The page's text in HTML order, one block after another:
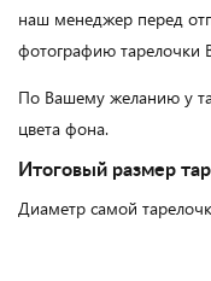
наш менеджер перед
фотографию тарелочки
По Вашему желанию у
цвета фона.
Итоговый размер
Диаметр самой